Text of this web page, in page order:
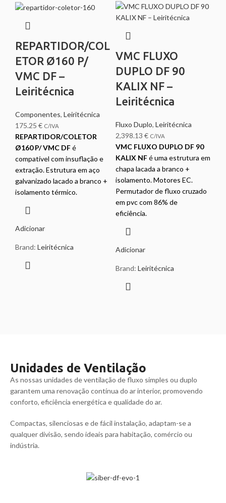
REPARTIDOR/COL
ETOR Ø160 P/
VMC DF –
Leiritécnica
Componentes, Leiritécnica
175.25 € C/IVA
REPARTIDOR/COLETOR
Ø160 P/ VMC DFé
compatível com insuflação e
extração. Estrutura em aço
galvanizado lacado a branco +
isolamento térmico.
Adicionar
Brand: Leiritécnica
VMC FLUXO
DUPLO DF 90
KALIX NF –
Leiritécnica
Fluxo Duplo, Leiritécnica
2,398.13 € C/IVA
VMC FLUXO DUPLO DF 90
KALIX NFé uma estrutura em
chapa lacada a branco +
isolamento. Motores EC.
Permutador de fluxo cruzado
em pvc com 86% de
eficiência.
Adicionar
Brand: Leiritécnica
Unidades de Ventilação
As nossas unidades de ventilação de fluxo simples ou duplo
garantem uma renovação contínua do ar interior, promovendo
conforto, eficiência energética e qualidade do ar.
Compactas, silenciosas e de fácil instalação, adaptam-se a
qualquer divisão, sendo ideais para habitação, comércio ou
indústria.